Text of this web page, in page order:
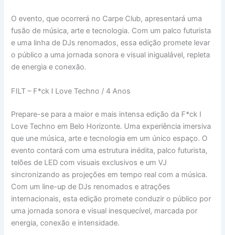
O evento, que ocorrerá no Carpe Club, apresentará uma
fusão de música, arte e tecnologia. Com um palco futurista
e uma linha de DJs renomados, essa edição promete levar
o público a uma jornada sonora e visual inigualável, repleta
de energia e conexão.
FILT – F*ck I Love Techno / 4 Anos
Prepare-se para a maior e mais intensa edição da F*ck I
Love Techno em Belo Horizonte. Uma experiência imersiva
que une música, arte e tecnologia em um único espaço. O
evento contará com uma estrutura inédita, palco futurista,
telões de LED com visuais exclusivos e um VJ
sincronizando as projeções em tempo real com a música.
Com um line-up de DJs renomados e atrações
internacionais, esta edição promete conduzir o público por
uma jornada sonora e visual inesquecível, marcada por
energia, conexão e intensidade.